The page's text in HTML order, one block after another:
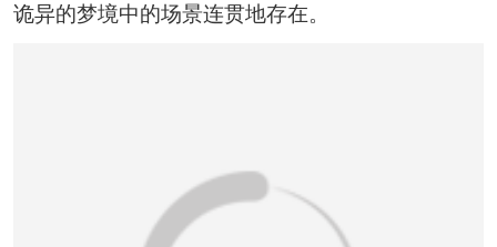
诡异的梦境中的场景连贯地存在。